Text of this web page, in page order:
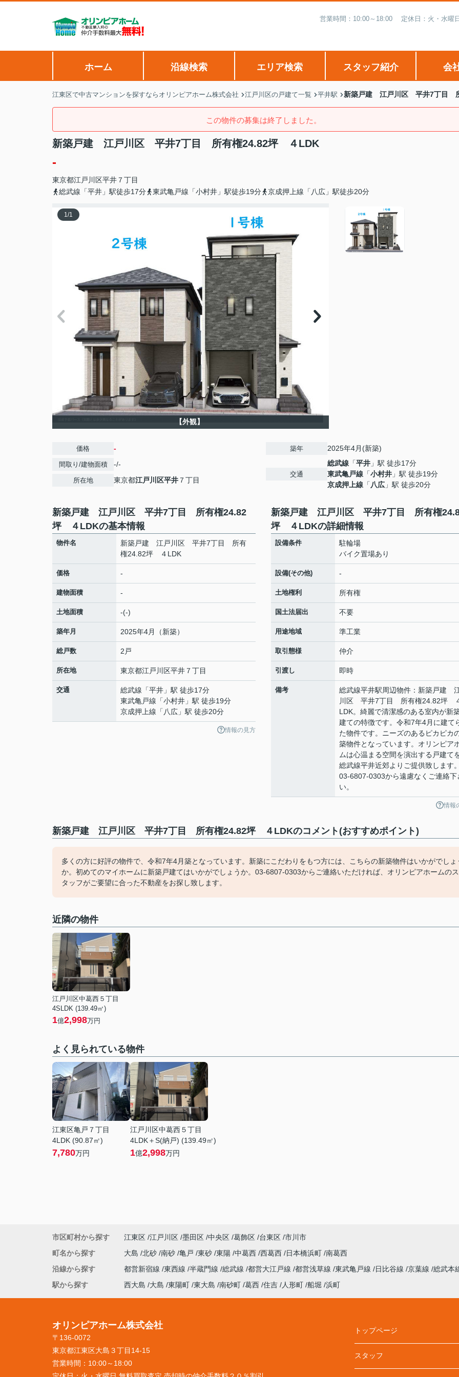
営業時間：10:00～18:00 定休日：火・水曜
ホーム 沿線検索 エリア検索 スタッフ紹介 会
江東区で中古マンションを探すならオリンピアホーム株式会社 江戸川区の戸建て一覧 平井駅 新築戸建 江戸川区 平井7丁目
この物件の募集は終了しました。
新築戸建 江戸川区 平井7丁目 所有権24.82坪 ４LDK
-
東京都江戸川区平井 ７丁目
総武線「平井」駅徒歩17分
東武亀戸線「小村井」駅徒歩19分 京成押上線「八広」駅徒歩20分
1/1
【外観】
価格 -
間取り/建物面積 -/-
所在地 東京都江戸川区平井 ７丁目
築年 2025年4月(新築)
交通
総武線 「平井 」駅 徒歩17分
東武亀戸線 「小村井 」駅 徒歩19分
京成押上線 「 八広 」駅 徒歩20分
新築戸建 江戸川区 平井7丁目 所有権24.82
坪 ４LDKの基本情報
物件名
新築戸建 江戸川区 平井7丁目 所有
権24.82坪 ４LDK
価格 -
建物面積 -
土地面積 -(-)
築年月 2025年4月（新築）
総戸数 2戸
所在地 東京都江戸川区平井 ７丁目
交通 総武線 「平井 」駅 徒歩17分
東武亀戸線 「小村井 」駅 徒歩19分
京成押上線 「 八広 」駅 徒歩20分
情報の見方
新築戸建 江戸川区 平井7丁目 所有権
坪 ４LDKの詳細情報
設備条件
駐輪場
バイク置場あり
設備(その他) -
土地権利 所有権
国土法届出 不要
用途地域 準工業
取引態様 仲介
引渡し 即時
備考
総武線平井駅周辺物件：新築戸建
川区 平井7丁目 所有権24.82坪
LDK。綺麗で清潔感のある室内が新
建ての特徴です。令和7年4月に建て
た物件です。ニーズのあるピカピカ
築物件となっています。オリンピア
ムは心温まる空間を演出する戸建て
総武線平井近郊よりご提供致します
03-6807-0303から遠慮なくご連絡下
い。
情報
新築戸建 江戸川区 平井7丁目 所有権24.82坪 ４LDKのコメント(おすすめポイント)
多くの方に好評の物件で、令和7年4月築となっています。新築にこだわりをもつ方には、こちらの新築物件はいかがでしょ
か。初めてのマイホームに新築戸建てはいかがでしょうか。03-6807-0303からご連絡いただければ、オリンピアホームのス
タッフがご要望に合った不動産をお探し致します。
近隣の物件
江戸川区中葛西５丁目
4SLDK (139.49㎡)
1億2,998万円
よく見られている物件
江東区亀戸７丁目
4LDK (90.87㎡)
7,780万円
江戸川区中葛西５丁目
4LDK＋S(納戸) (139.49㎡)
1億2,998万円
市区町村から探す 江東区 江戸川区 墨田区 中央区 葛飾区 台東区 市川市
町名から探す
大島 北砂 南砂 亀戸 東砂 東陽 中葛西 西葛西 日本橋浜町 南葛西
沿線から探す
都営新宿線 東西線 半蔵門線 総武線 都営大江戸線 都営浅草線 東武亀戸線 日比谷線 京葉線 総武本
駅から探す
西大島 大島 東陽町 東大島 南砂町 葛西 住吉 人形町 船堀 浜町
オリンピアホーム株式会社
〒136-0072
東京都江東区大島３丁目14-15
営業時間： 10:00～18:00
トップページ
スタッフ